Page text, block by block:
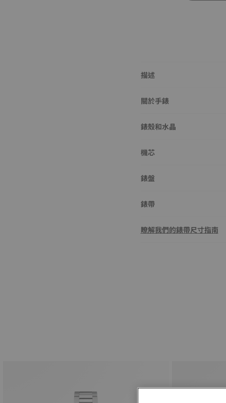
描述
關於手錶
錶殼和水晶
機芯
錶盤
錶帶
瞭解我們的錶帶尺寸指南